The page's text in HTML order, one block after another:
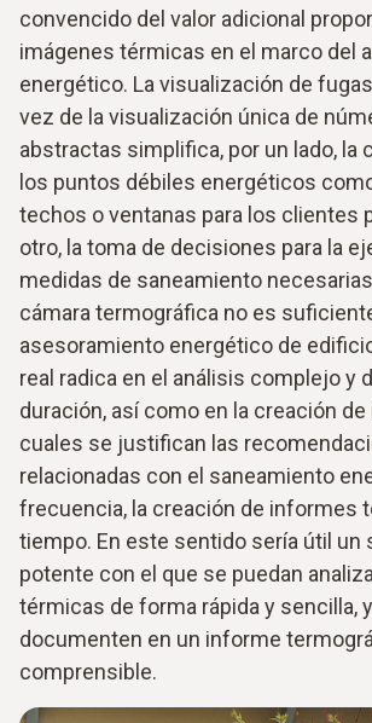
convencido del valor adicional
imágenes térmicas en el marco del
energético. La visualización de
vez de la visualización única de
abstractas simplifica, por un lado, la
los puntos débiles energéticos
techos o ventanas para los clientes
otro, la toma de decisiones para la
medidas de saneamiento
cámara termográfica no es
asesoramiento energético de
real radica en el análisis complejo y
duración, así como en la creación
cuales se justifican las
relacionadas con el saneamiento
frecuencia, la creación de informes
tiempo. En este sentido sería útil un
potente con el que se puedan
térmicas de forma rápida y sencilla,
documenten en un informe
comprensible.